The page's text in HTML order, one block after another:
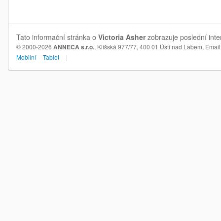
Tato informační stránka o Victoria Asherzobrazuje poslední
© 2000-2026 ANNECA s.r.o., Klíšská 977/77, 400 01 Ústí nad Labem,
Mobilní
Tablet |